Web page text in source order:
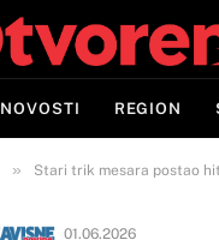
NOVOSTI REGION
» Stari trik mesara postao hit ljeta: Muve
01.06.2026